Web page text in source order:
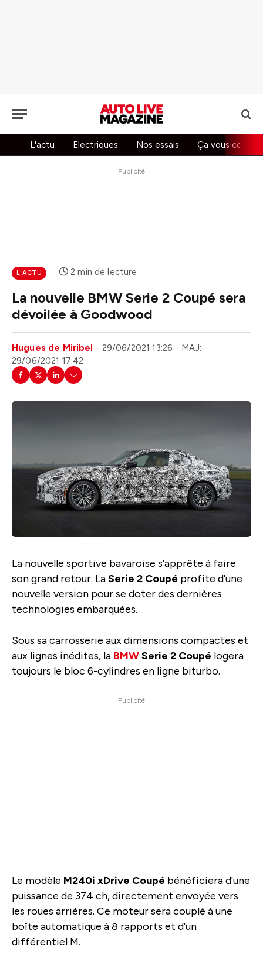
L'actu Electriques Nos essais Ça vous
Publicité
L'ACTU 2 min de lecture
La nouvelle BMW Serie 2 Coupé sera
dévoilée à Goodwood
Hugues de Miribel 29/06/2021 13:26
MAJ:
29/06/2021 17:42
La nouvelle sportive bavaroise s'apprête à faire
son grand retour. LaSerie 2 Coupé profite d'une
nouvelle version pour se doter des dernières
technologies embarquées.
Sous sa carrosserie aux dimensions compactes et
aux lignes inédites, la BMWSerie 2 Coupé logera
toujours le bloc 6-cylindres en ligne biturbo.
Publicité
Le modèle M240i xDrive Coupé bénéficiera d'une
puissance de 374 ch, directement envoyée vers
les roues arrières. Ce moteur sera couplé à une
boîte automatique à 8 rapports et d'un
différentiel M.